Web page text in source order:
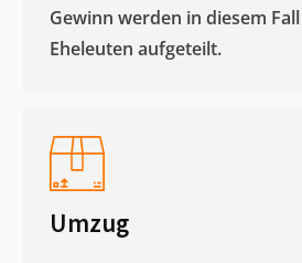
Gewinn werden in diesem
Eheleuten aufgeteilt.​
Umzug